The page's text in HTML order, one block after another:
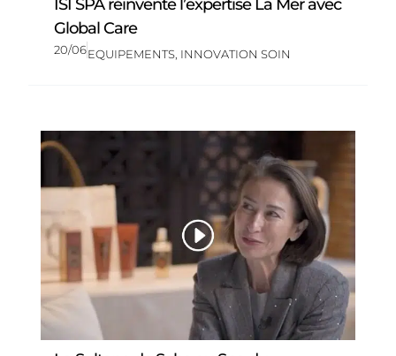
ISI SPA réinvente l’expertise La Mer avec
Global Care
20/06EQUIPEMENTS, INNOVATION SOIN